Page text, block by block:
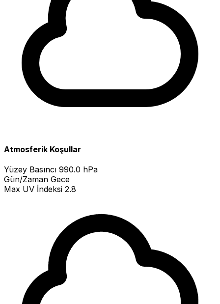
Atmosferik Koşullar
Yüzey Basıncı 990.0 hPa
Gün/Zaman Gece
Max UV İndeksi 2.8